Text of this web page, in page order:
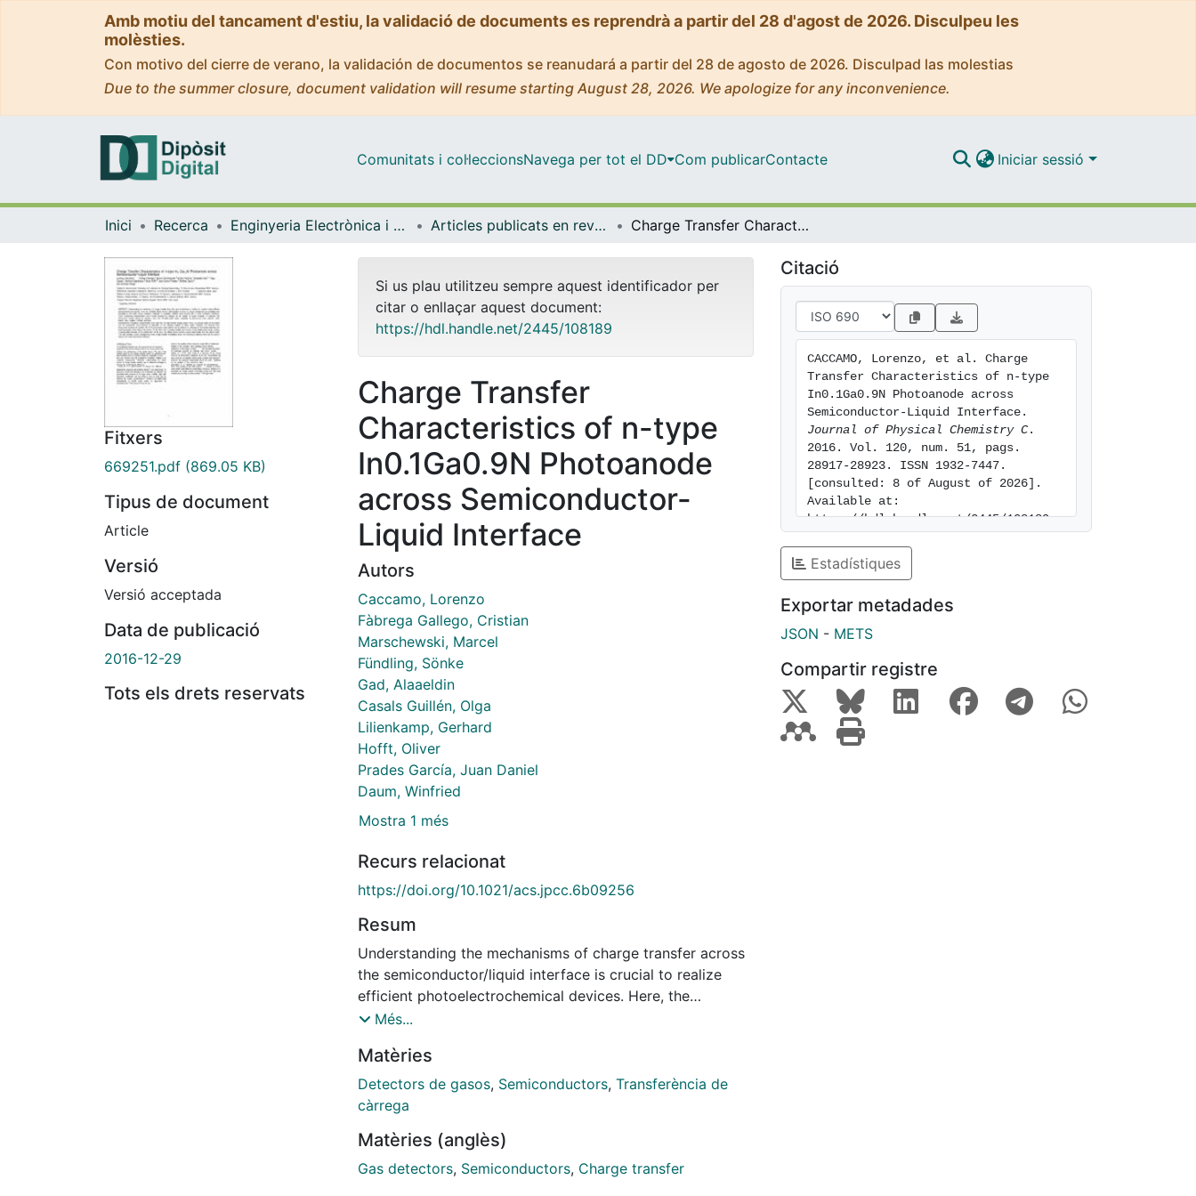
Amb motiu del tancament d'estiu, la validació de documents es reprendrà a partir del 28 d'agost de 2026. Disculpeu les
molèsties.
Con motivo del cierre de verano, la validación de documentos se reanudará a partir del 28 de agosto de 2026. Disculpad las molestias
Due to the summer closure, document validation will resume starting August 28, 2026. We apologize for any inconvenience.
Comunitats i col·leccionsNavega per tot el DD Com publicarContacte Iniciar sessió
Inici Recerca Enginyeria Electrònica i Biomèdica Articles publicats en revistes (Enginyeria Electrònica i Biomèdica) Charge Transfer Characteristics of n-type In0.1Ga0.9N Photoanode across Semiconductor-Liquid Interface
Fitxers
669251.pdf (869.05 KB)
Tipus de document
Article
Versió
Versió acceptada
Data de publicació
2016-12-29
Tots els drets reservats
Si us plau utilitzeu sempre aquest identificador per
citar o enllaçar aquest document:
https://hdl.handle.net/2445/108189
Charge Transfer
Characteristics of n-type
In0.1Ga0.9N Photoanode
across Semiconductor-
Liquid Interface
Autors
Caccamo, Lorenzo
Fàbrega Gallego, Cristian
Marschewski, Marcel
Fündling, Sönke
Gad, Alaaeldin
Casals Guillén, Olga
Lilienkamp, Gerhard
Hofft, Oliver
Prades García, Juan Daniel
Daum, Winfried
Mostra 1 més
Recurs relacionat
https://doi.org/10.1021/acs.jpcc.6b09256
Resum
Understanding the mechanisms of charge transfer across
the semiconductor/liquid interface is crucial to realize
efficient photoelectrochemical devices. Here, the
interfacial charge transfer characteristics of n-type
to their photo-activity properties measured in phosphate
buffered saline solution (pH 7) under illumination
conditions. Cyclic voltammetry measurements show
increases. In particular, the photocurrent density reaches
its maximum value after 49 voltammetric cycles;
Més...
Matèries
Detectors de gasos, Semiconductors, Transferència de
càrrega
Matèries (anglès)
Gas detectors, Semiconductors, Charge transfer
Citació
CACCAMO, Lorenzo, et al. Charge
Transfer Characteristics of n-type
In0.1Ga0.9N Photoanode across
Journal of Physical Chemistry C .
2016. Vol. 120, num. 51, pags.
28917-28923. ISSN 1932-7447.
[consulted: 8 of August of 2026].
Available at:
https://hdl.handle.net/2445/108189
Estadístiques
Exportar metadades
JSON - METS
Compartir registre